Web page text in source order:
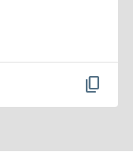
content_copy